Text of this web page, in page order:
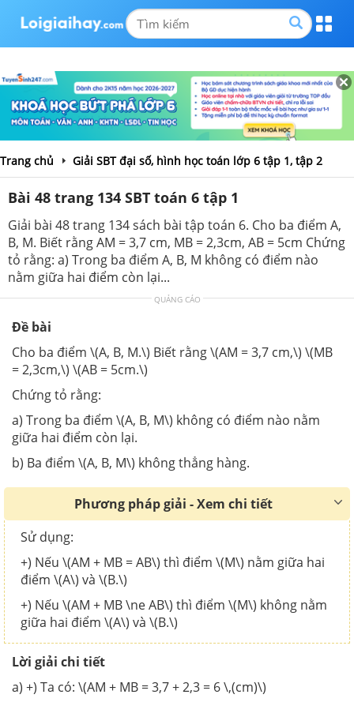
Trang chủ Giải SBT đại số, hình học toán lớp 6 tập 1, tập 2
Bài 48 trang 134 SBT toán 6 tập 1
Giải bài 48 trang 134 sách bài tập toán 6. Cho ba điểm A,
B, M. Biết rằng AM = 3,7 cm, MB = 2,3cm, AB = 5cm Chứng
tỏ rằng: a) Trong ba điểm A, B, M không có điểm nào
nằm giữa hai điểm còn lại...
QUẢNG CÁO
Đề bài
Cho ba điểm \(A, B, M.\) Biết rằng \(AM = 3,7 cm,\) \(MB
= 2,3cm,\) \(AB = 5cm.\)
Chứng tỏ rằng:
a) Trong ba điểm \(A, B, M\) không có điểm nào nằm
giữa hai điểm còn lại.
b) Ba điểm \(A, B, M\) không thẳng hàng.
Phương pháp giải - Xem chi tiết
Sử dụng:
+) Nếu \(AM + MB = AB\) thì điểm \(M\) nằm giữa hai
điểm \(A\) và \(B.\)
+) Nếu \(AM + MB \ne AB\) thì điểm \(M\) không nằm
giữa hai điểm \(A\) và \(B.\)
Lời giải chi tiết
a) +) Ta có: \(AM + MB = 3,7 + 2,3 = 6 \,(cm)\)